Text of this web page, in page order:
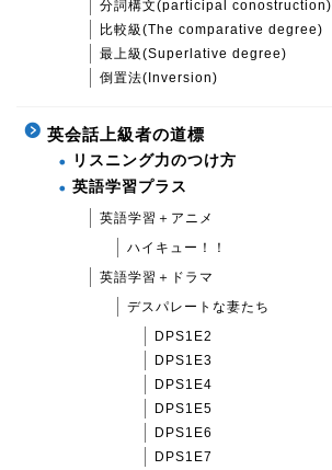
分詞構文(participal conostruction)
比較級(The comparative degree)
最上級(Superlative degree)
倒置法(Inversion)
英会話上級者の道標
リスニング力のつけ方
英語学習プラス
英語学習＋アニメ
ハイキュー！！
英語学習＋ドラマ
デスパレートな妻たち
DPS1E2
DPS1E3
DPS1E4
DPS1E5
DPS1E6
DPS1E7